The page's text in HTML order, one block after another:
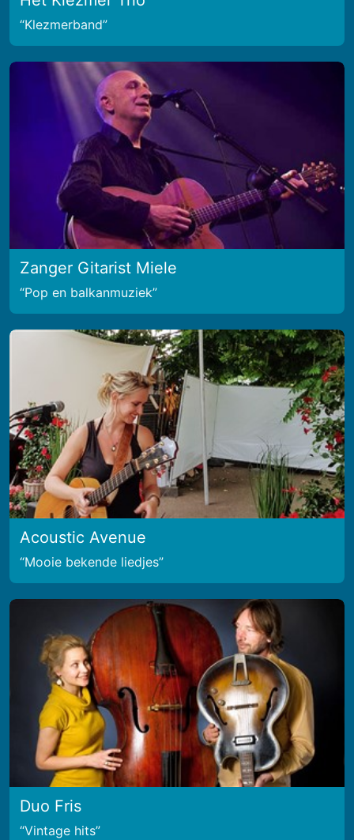
Klezmerband
Zanger Gitarist Miele
Pop en balkanmuziek
Acoustic Avenue
Mooie bekende liedjes
Duo Fris
Vintage hits